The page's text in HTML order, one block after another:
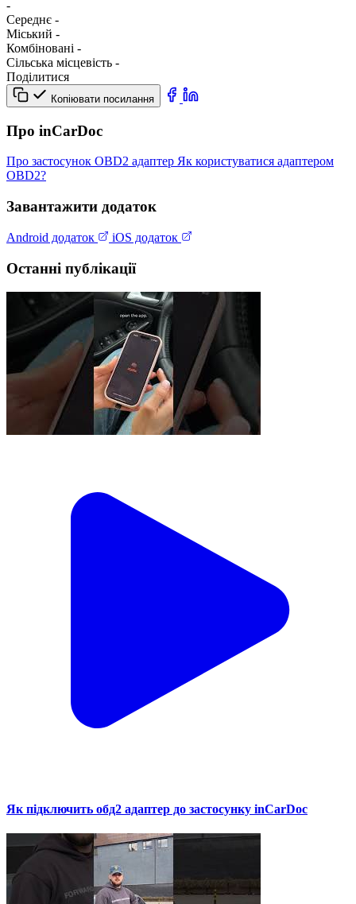
-
Середнє -
Міський -
Комбіновані -
Сільська місцевість -
Поділитися
Копіювати посилання
Про inCarDoc
Про застосунок OBD2 адаптер Як користуватися адаптером
OBD2?
Завантажити додаток
Android додаток iOS додаток
Останні публікації
Як підключить обд2 адаптер до застосунку inCarDoc